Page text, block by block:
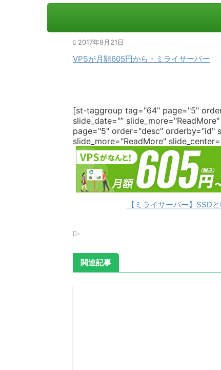
2017年9月21日
VPSが月額605円から・ミライサーバー
[st-taggroup tag="64" page="5"
slide_date=""
page="5" order="desc" orderby="id"
slide_more="ReadMore"
【ミライサーバー】SSD
-
関連記事